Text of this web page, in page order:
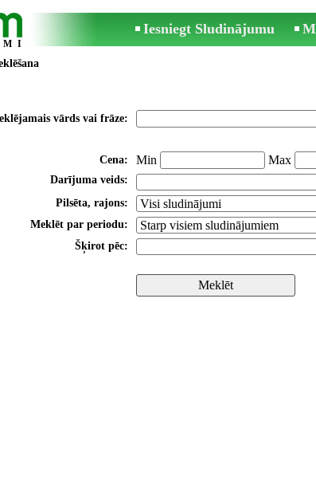
Iesniegt Sludinājumu
vārds vai frāze:
Cena: Min Max
Darījuma veids:
Pilsēta, rajons:
Meklēt par periodu:
Šķirot pēc: